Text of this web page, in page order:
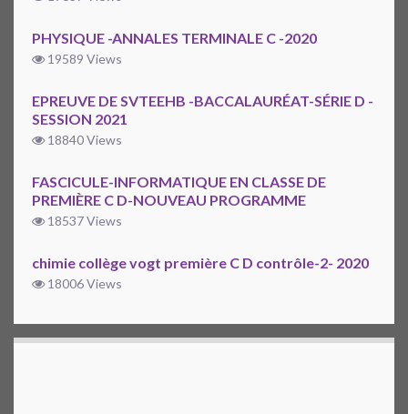
PHYSIQUE -ANNALES TERMINALE C -2020
19589 Views
EPREUVE DE SVTEEHB -BACCALAURÉAT-SÉRIE D -
SESSION 2021
18840 Views
FASCICULE-INFORMATIQUE EN CLASSE DE
PREMIÈRE C D-NOUVEAU PROGRAMME
18537 Views
chimie collège vogt première C D contrôle-2- 2020
18006 Views